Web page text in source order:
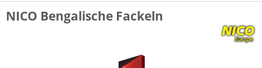
NICO Bengalische Fackeln